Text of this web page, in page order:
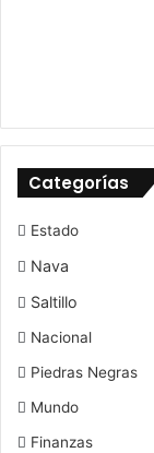
Categorías
Estado
Nava
Saltillo
Nacional
Piedras Negras
Mundo
Finanzas